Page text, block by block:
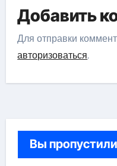
Добавить
Для отправки
авторизоваться.
Вы пропустили